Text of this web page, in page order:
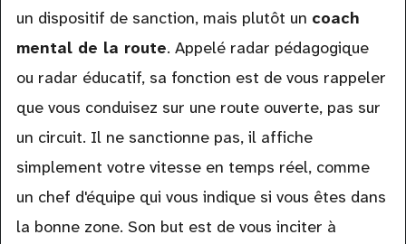
un dispositif de sanction, mais plutôt un coach
mental de la route. Appelé radar pédagogique
ou radar éducatif, sa fonction est de vous rappeler
que vous conduisez sur une route ouverte, pas sur
un circuit. Il ne sanctionne pas, il affiche
simplement votre vitesse en temps réel, comme
un chef d'équipe qui vous indique si vous êtes dans
la bonne zone. Son but est de vous inciter à